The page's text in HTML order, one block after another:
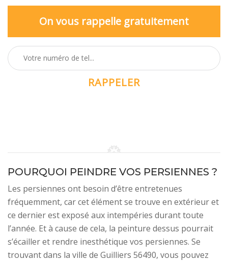
On vous rappelle gratuitement
POURQUOI PEINDRE VOS PERSIENNES ?
Les persiennes ont besoin d’être entretenues
fréquemment, car cet élément se trouve en extérieur et
ce dernier est exposé aux intempéries durant toute
l’année. Et à cause de cela, la peinture dessus pourrait
s’écailler et rendre inesthétique vos persiennes. Se
trouvant dans la ville de Guilliers 56490, vous pouvez